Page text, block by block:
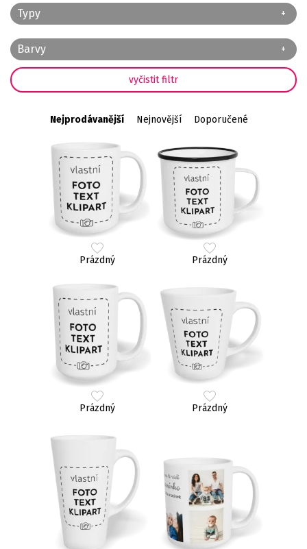
Typy
Barvy
Nejprodávanější Nejnovější Doporučené
Prázdný Prázdný
Prázdný Prázdný